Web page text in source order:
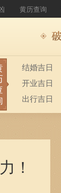
黄历查询
结婚吉日
开业吉日
出行吉日
！